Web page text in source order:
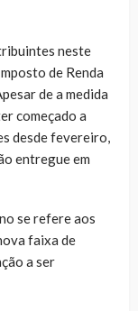
neste
de Renda
de a medida
começado a
desde fevereiro,
entregue em
se refere aos
faixa de
a ser